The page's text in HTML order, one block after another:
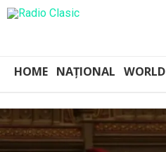
HOME NAȚIONAL WORLD